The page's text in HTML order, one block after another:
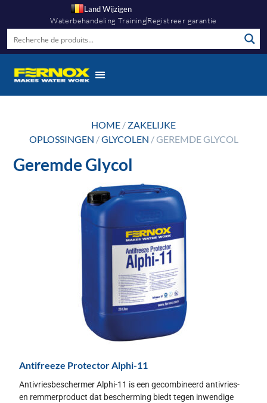
Land Wijzigen
Waterbehandeling TrainingRegistreer garantie
HOME / ZAKELIJKE
OPLOSSINGEN /GLYCOLEN / GEREMDE GLYCOL
Geremde Glycol
Antifreeze Protector Alphi-11
Antivriesbeschermer Alphi-11 is een gecombineerd antivries-
en remmerproduct dat bescherming biedt tegen inwendige